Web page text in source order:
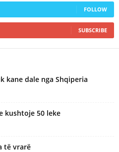
FOLLOW
SUBSCRIBE
kane dale nga Shqiperia
kushtoje 50 leke
të vrarë